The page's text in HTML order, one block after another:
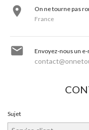

On ne tourne pas
France
 Envoyez-nous un
Sujet